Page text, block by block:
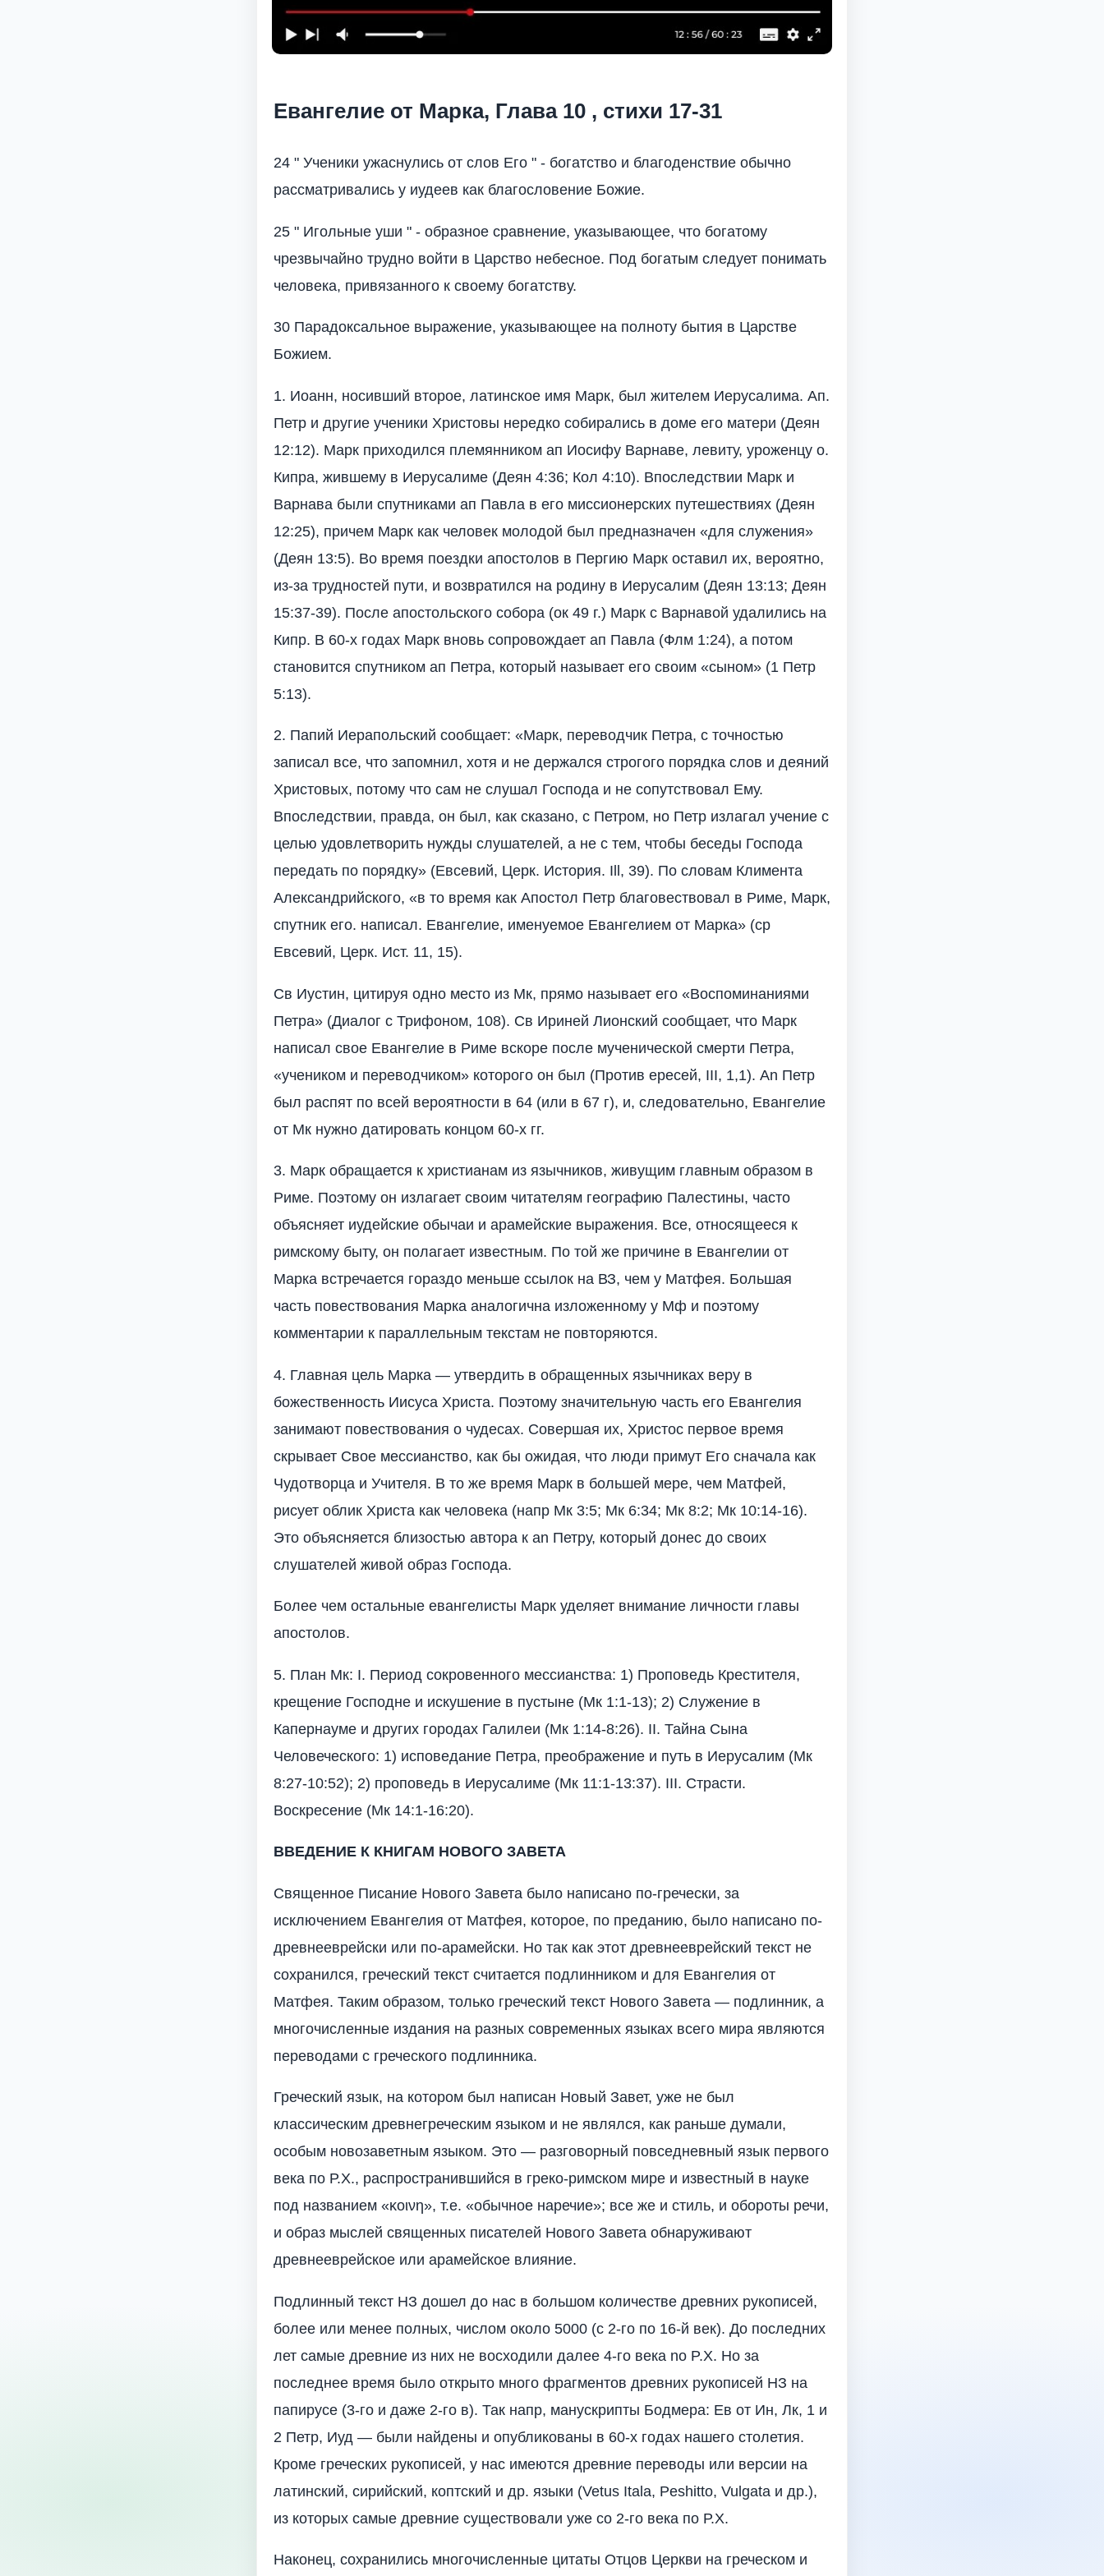
Евангелие от Марка, Глава 10 , стихи 17-31
24 " Ученики ужаснулись от слов Его " - богатство и благоденствие обычно
рассматривались у иудеев как благословение Божие.
25 " Игольные уши " - образное сравнение, указывающее, что богатому
чрезвычайно трудно войти в Царство небесное. Под богатым следует понимать
человека, привязанного к своему богатству.
30 Парадоксальное выражение, указывающее на полноту бытия в Царстве
Божием.
1. Иоанн, носивший второе, латинское имя Марк, был жителем Иерусалима. Ап.
Петр и другие ученики Христовы нередко собирались в доме его матери (Деян
12:12). Марк приходился племянником ап Иосифу Варнаве, левиту, уроженцу о.
Кипра, жившему в Иерусалиме (Деян 4:36; Кол 4:10). Впоследствии Марк и
Варнава были спутниками ап Павла в его миссионерских путешествиях (Деян
12:25), причем Марк как человек молодой был предназначен «для служения»
(Деян 13:5). Во время поездки апостолов в Пергию Марк оставил их, вероятно,
из-за трудностей пути, и возвратился на родину в Иерусалим (Деян 13:13; Деян
15:37-39). После апостольского собора (ок 49 г.) Марк с Варнавой удалились на
Кипр. В 60-х годах Марк вновь сопровождает ап Павла (Флм 1:24), а потом
становится спутником ап Петра, который называет его своим «сыном» (1 Петр
5:13).
2. Папий Иерапольский сообщает: «Марк, переводчик Петра, с точностью
записал все, что запомнил, хотя и не держался строгого порядка слов и деяний
Христовых, потому что сам не слушал Господа и не сопутствовал Ему.
Впоследствии, правда, он был, как сказано, с Петром, но Петр излагал учение с
целью удовлетворить нужды слушателей, а не с тем, чтобы беседы Господа
передать по порядку» (Евсевий, Церк. История. Ill, 39). По словам Климента
Александрийского, «в то время как Апостол Петр благовествовал в Риме, Марк,
спутник его. написал. Евангелие, именуемое Евангелием от Марка» (ср
Евсевий, Церк. Ист. 11, 15).
Св Иустин, цитируя одно место из Мк, прямо называет его «Воспоминаниями
Петра» (Диалог с Трифоном, 108). Св Ириней Лионский сообщает, что Марк
написал свое Евангелие в Риме вскоре после мученической смерти Петра,
«учеником и переводчиком» которого он был (Против ересей, III, 1,1). An Петр
был распят по всей вероятности в 64 (или в 67 г), и, следовательно, Евангелие
от Мк нужно датировать концом 60-х гг.
3. Марк обращается к христианам из язычников, живущим главным образом в
Риме. Поэтому он излагает своим читателям географию Палестины, часто
объясняет иудейские обычаи и арамейские выражения. Все, относящееся к
римскому быту, он полагает известным. По той же причине в Евангелии от
Марка встречается гораздо меньше ссылок на ВЗ, чем у Матфея. Большая
часть повествования Марка аналогична изложенному у Мф и поэтому
комментарии к параллельным текстам не повторяются.
4. Главная цель Марка — утвердить в обращенных язычниках веру в
божественность Иисуса Христа. Поэтому значительную часть его Евангелия
занимают повествования о чудесах. Совершая их, Христос первое время
скрывает Свое мессианство, как бы ожидая, что люди примут Его сначала как
Чудотворца и Учителя. В то же время Марк в большей мере, чем Матфей,
рисует облик Христа как человека (напр Мк 3:5; Мк 6:34; Мк 8:2; Мк 10:14-16).
Это объясняется близостью автора к an Петру, который донес до своих
слушателей живой образ Господа.
Более чем остальные евангелисты Марк уделяет внимание личности главы
апостолов.
5. План Мк: I. Период сокровенного мессианства: 1) Проповедь Крестителя,
крещение Господне и искушение в пустыне (Мк 1:1-13); 2) Служение в
Капернауме и других городах Галилеи (Мк 1:14-8:26). II. Тайна Сына
Человеческого: 1) исповедание Петра, преображение и путь в Иерусалим (Мк
8:27-10:52); 2) проповедь в Иерусалиме (Мк 11:1-13:37). III. Страсти.
Воскресение (Мк 14:1-16:20).
ВВЕДЕНИЕ К КНИГАМ НОВОГО ЗАВЕТА
Священное Писание Нового Завета было написано по-гречески, за
исключением Евангелия от Матфея, которое, по преданию, было написано по-
древнееврейски или по-арамейски. Но так как этот древнееврейский текст не
сохранился, греческий текст считается подлинником и для Евангелия от
Матфея. Таким образом, только греческий текст Нового Завета — подлинник, а
многочисленные издания на разных современных языках всего мира являются
переводами с греческого подлинника.
Греческий язык, на котором был написан Новый Завет, уже не был
классическим древнегреческим языком и не являлся, как раньше думали,
особым новозаветным языком. Это — разговорный повседневный язык первого
века по Р.Х., распространившийся в греко-римском мире и известный в науке
под названием «κοινη», т.е. «обычное наречие»; все же и стиль, и обороты речи,
и образ мыслей священных писателей Нового Завета обнаруживают
древнееврейское или арамейское влияние.
Подлинный текст НЗ дошел до нас в большом количестве древних рукописей,
более или менее полных, числом около 5000 (с 2-го по 16-й век). До последних
лет самые древние из них не восходили далее 4-го века no P.X. Но за
последнее время было открыто много фрагментов древних рукописей НЗ на
папирусе (3-го и даже 2-го в). Так напр, манускрипты Бодмера: Ев от Ин, Лк, 1 и
2 Петр, Иуд — были найдены и опубликованы в 60-х годах нашего столетия.
Кроме греческих рукописей, у нас имеются древние переводы или версии на
латинский, сирийский, коптский и др. языки (Vetus Itala, Peshitto, Vulgata и др.),
из которых самые древние существовали уже со 2-го века по Р.Х.
Наконец, сохранились многочисленные цитаты Отцов Церкви на греческом и